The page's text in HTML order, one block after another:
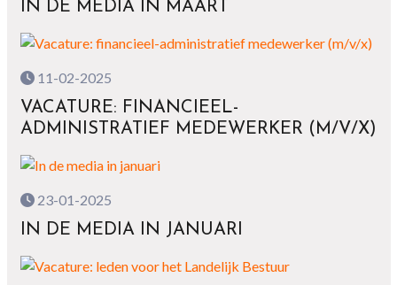
IN DE MEDIA IN MAART
11-02-2025
VACATURE: FINANCIEEL-
ADMINISTRATIEF MEDEWERKER (M/V/X)
23-01-2025
IN DE MEDIA IN JANUARI